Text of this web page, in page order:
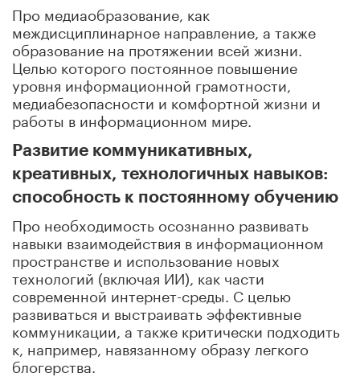
Про медиаобразование, как
междисциплинарное направление, а также
образование на протяжении всей жизни.
Целью которого постоянное повышение
уровня информационной грамотности,
медиабезопасности и комфортной жизни и
работы в информационном мире.
Развитие коммуникативных,
креативных, технологичных навыков:
способность к постоянному обучению
Про необходимость осознанно развивать
навыки взаимодействия в информационном
пространстве и использование новых
технологий (включая ИИ), как части
современной интернет-среды. С целью
развиваться и выстраивать эффективные
коммуникации, а также критически подходить
к, например, навязанному образу легкого
блогерства.